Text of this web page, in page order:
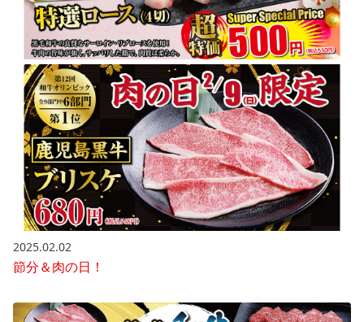
2025.02.02
節分＆肉の日！